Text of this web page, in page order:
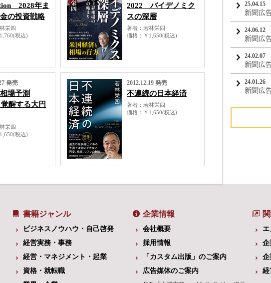
2028年ま
の投資戦略
栄四
税込)
2022 バイデノミク
スの深層
著者
若林栄四
価格
￥1,650(税込)
発売
場予測
醒する大円
栄四
税込)
2012.12.19 発売
不連続の日本経済
著者
若林栄四
価格
￥1,650(税込)
25.04.15
新聞広
24.06.12
新聞広
24.02.07
新聞広
24.01.26
新聞広
書籍ジャンル
ビジネスノウハウ・自己啓発
経営実務・事務
経営・マネジメント・起業
資格・就転職
企業情報
会社概要
採用情報
「カスタム出版」のご案内
広告媒体のご案内
企
企
経